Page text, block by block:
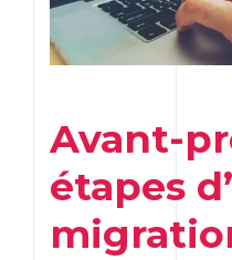
Avant-
étapes